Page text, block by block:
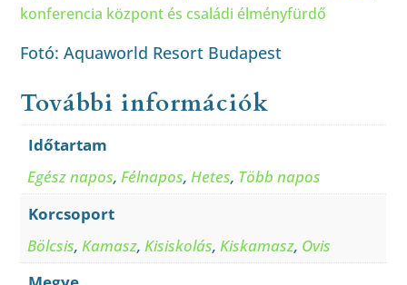
konferencia központ és családi élményfürdő
Fotó: Aquaworld Resort Budapest
További információk
Időtartam
Egész napos,Félnapos,Hetes, Több napos
Korcsoport
Bölcsis,Kamasz,Kisiskolás,Kiskamasz, Ovis